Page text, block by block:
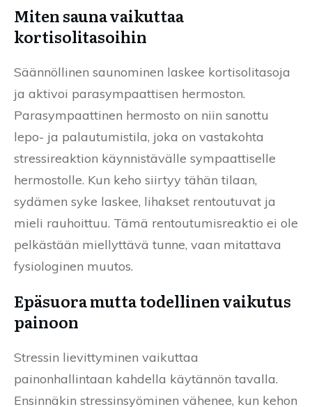
Miten sauna vaikuttaa
kortisolitasoihin
Säännöllinen saunominen laskee kortisolitasoja
ja aktivoi parasympaattisen hermoston.
Parasympaattinen hermosto on niin sanottu
lepo- ja palautumistila, joka on vastakohta
stressireaktion käynnistävälle sympaattiselle
hermostolle. Kun keho siirtyy tähän tilaan,
sydämen syke laskee, lihakset rentoutuvat ja
mieli rauhoittuu. Tämä rentoutumisreaktio ei ole
pelkästään miellyttävä tunne, vaan mitattava
fysiologinen muutos.
Epäsuora mutta todellinen vaikutus
painoon
Stressin lievittyminen vaikuttaa
painonhallintaan kahdella käytännön tavalla.
Ensinnäkin stressinsyöminen vähenee, kun kehon